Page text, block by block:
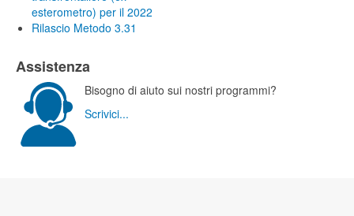
esterometro) per il 2022
Rilascio Metodo 3.31
Assistenza
Bisogno di aiuto sui nostri programmi?
Scrivici...